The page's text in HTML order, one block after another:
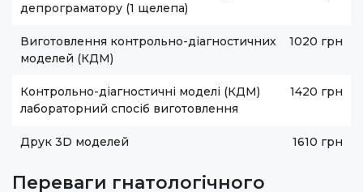
депрограматору (1 щелепа)
Виготовлення контрольно-діагностичних
моделей (КДМ)
1020 грн
Контрольно-діагностичні моделі (КДМ)
лабораторний спосіб виготовлення
1420 грн
Друк 3D моделей 1610 грн
Переваги гнатологічного